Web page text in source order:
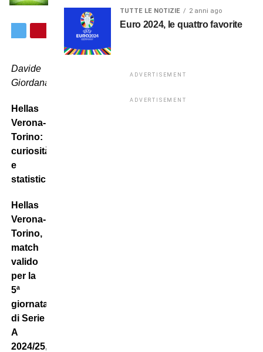
Davide
Giordana
Hellas
Verona-
Torino:
curiosità
e
statistiche
Hellas
Verona-
Torino,
match
valido
per la
5ª
giornata
di Serie
A
2024/25,
TUTTE LE NOTIZIE 2 anni ago
Euro 2024, le quattro favorite
ADVERTISEMENT
ADVERTISEMENT